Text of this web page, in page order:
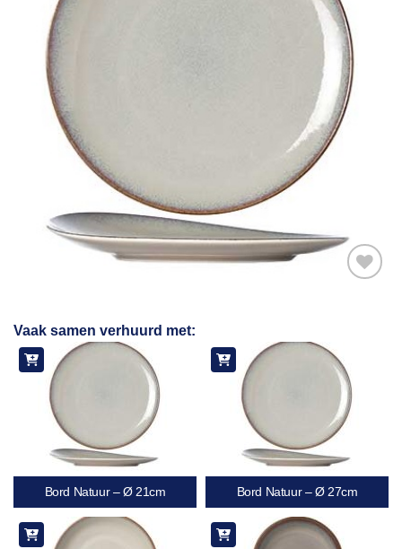
verlanglijst
Vaak samen verhuurd met:
Bord Natuur – Ø 21cm Bord Natuur – Ø 27cm